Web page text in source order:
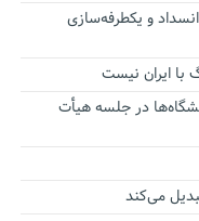
و یکطرفه‌سازی
با ایران نیست
در جلسه هیأت
می‌کند